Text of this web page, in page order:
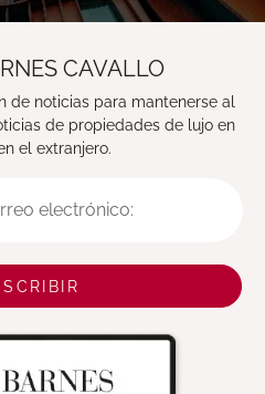
CAVALLO
de noticias para mantenerse al
de propiedades de lujo en
el extranjero.
electrónico: